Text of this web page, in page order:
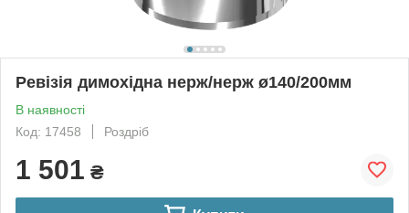
Ревізія димохідна нерж/нерж ø140/200мм
В наявності
Код: 17458
Роздріб
1 501 ₴